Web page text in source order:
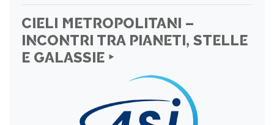
CIELI METROPOLITANI –
INCONTRI TRA PIANETI, STELLE
E GALASSIE ‣